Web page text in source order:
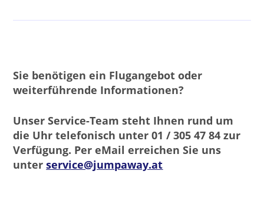
Sie benötigen ein Flugangebot oder
weiterführende Informationen?
Unser Service-Team steht Ihnen rund um
die Uhr telefonisch unter 01 / 305 47 84 zur
Verfügung. Per eMail erreichen Sie uns
unterservice@jumpaway.at